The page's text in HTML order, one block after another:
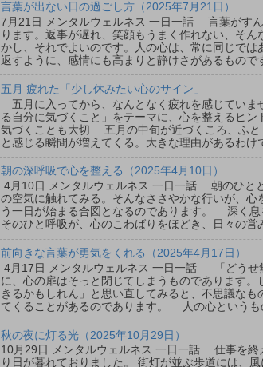
言葉が出ない日の過ごし方（2025年7月21日）
7月21日 メンタルウェルネス 一日一話 言葉がす
ります。返事が遅れ、笑顔もうまく作れない、そん
かし、それでよいのです。人の心は、常に同じでは
返すように、感情にも高まりと静けさがあるもの
五月 疲れた「少し休みたい心のサイン」
五月に入ってから、なんとなく疲れを感じていま
る自分に気づくこと」をテーマに、心を整えるヒン
気づくことも大切 五月の中旬が近づくころ、ふと
と感じる瞬間が増えてくる。大きな理由があるわけ
朝の深呼吸で心を整える（2025年4月10日）
4月10日 メンタルウェルネス 一日一話 朝のひと
の空気に触れてみる。そんなささやかな行いが、心
う一日が始まる合図となるのであります。 深く息
そのひと呼吸が、心のこわばりをほどき、日々の営
前向きな言葉が勇気をくれる（2025年4月17日）
4月17日 メンタルウェルネス 一日一話 「どうせ
に、心の扉はそっと閉じてしまうものであります。
きるかもしれん」と思い直してみると、不思議なも
てくることがあるのであります。 人の心というも
秋の夜に灯る光（2025年10月29日）
10月29日 メンタルウェルネス 一日一話 仕事を終
り日が暮れておりました。 街灯が並ぶ歩道には、